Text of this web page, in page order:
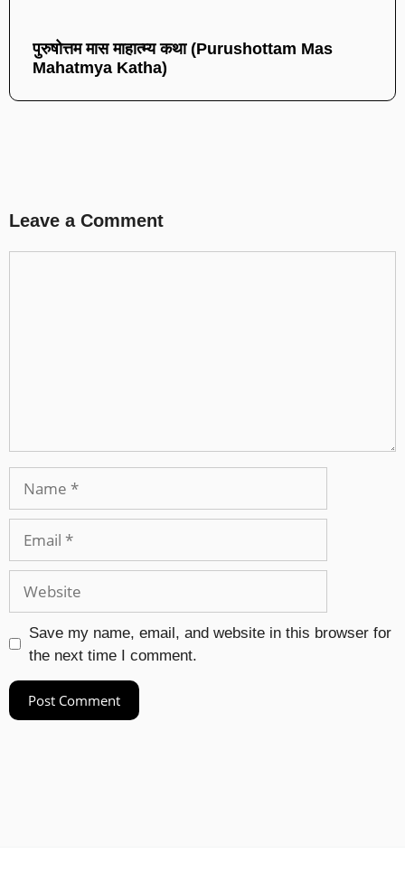
पुरुषोत्तम मास माहात्म्य कथा (Purushottam Mas
Mahatmya Katha)
Leave a Comment
Save my name, email, and website in this browser for
the next time I comment.